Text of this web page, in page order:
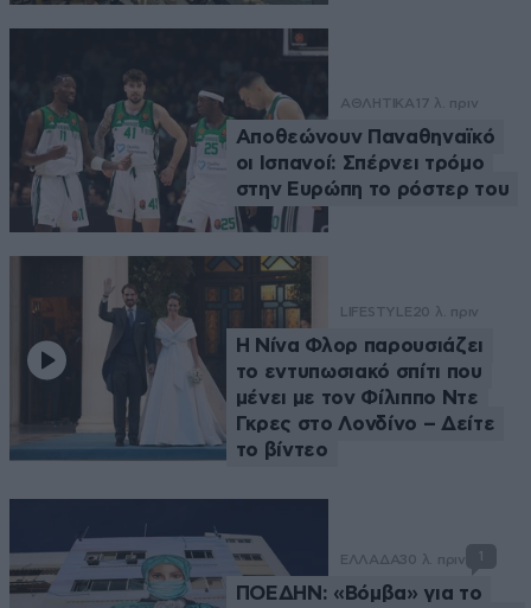
ΑΘΛΗΤΙΚΑ 17 λ. πριν
Αποθεώνουν Παναθηναϊκό
οι Ισπανοί: Σπέρνει τρόμο
στην Ευρώπη το ρόστερ του
LIFESTYLE20 λ. πριν
Η Νίνα Φλορ παρουσιάζει
το εντυπωσιακό σπίτι που
μένει με τον Φίλιππο Ντε
Γκρες στο Λονδίνο – Δείτε
το βίντεο
ΕΛΛΑΔΑ30 λ. πριν
ΠΟΕΔΗΝ: «Βόμβα» για το